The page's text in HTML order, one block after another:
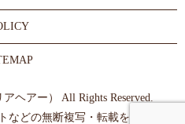
ヘアー） All Rights Reserved.
などの無断複写・転載を禁じま